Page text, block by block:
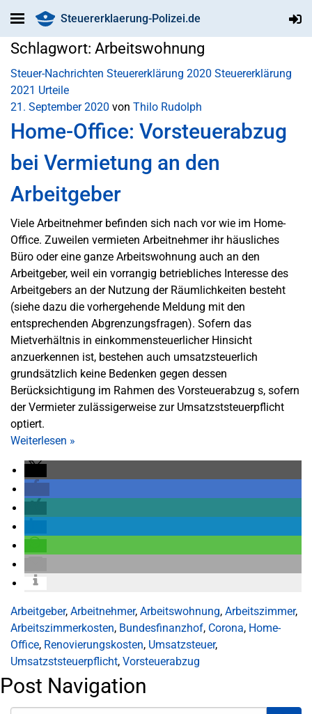
Steuererklaerung-Polizei.de
Schlagwort: Arbeitswohnung
Steuer-Nachrichten Steuererklärung 2020 Steuererklärung
2021 Urteile
21. September 2020 von Thilo Rudolph
Home-Office: Vorsteuerabzug
bei Vermietung an den
Arbeitgeber
Viele Arbeitnehmer befinden sich nach vor wie im Home-
Office. Zuweilen vermieten Arbeitnehmer ihr häusliches
Büro oder eine ganze Arbeitswohnung auch an den
Arbeitgeber, weil ein vorrangig betriebliches Interesse des
Arbeitgebers an der Nutzung der Räumlichkeiten besteht
(siehe dazu die vorhergehende Meldung mit den
entsprechenden Abgrenzungsfragen). Sofern das
Mietverhältnis in einkommensteuerlicher Hinsicht
anzuerkennen ist, bestehen auch umsatzsteuerlich
grundsätzlich keine Bedenken gegen dessen
Berücksichtigung im Rahmen des Vorsteuerabzug s, sofern
der Vermieter zulässigerweise zur Umsatzststeuerpflicht
optiert.
Weiterlesen »
Arbeitgeber, Arbeitnehmer, Arbeitswohnung, Arbeitszimmer,
Arbeitszimmerkosten, Bundesfinanzhof, Corona, Home-
Office, Renovierungskosten, Umsatzsteuer,
Umsatzststeuerpflicht, Vorsteuerabzug
Post Navigation